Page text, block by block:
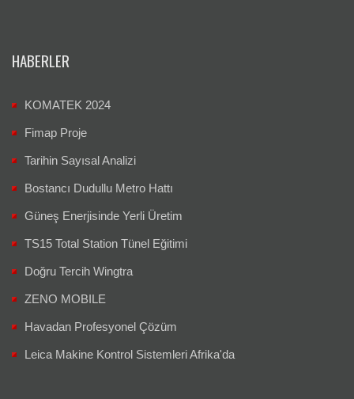
HABERLER
KOMATEK 2024
Fimap Proje
Tarihin Sayısal Analizi
Bostancı Dudullu Metro Hattı
Güneş Enerjisinde Yerli Üretim
TS15 Total Station Tünel Eğitimi
Doğru Tercih Wingtra
ZENO MOBILE
Havadan Profesyonel Çözüm
Leica Makine Kontrol Sistemleri Afrika'da